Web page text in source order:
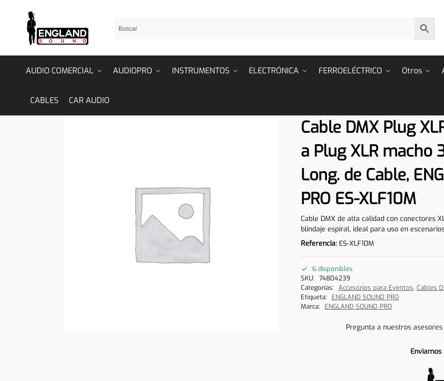
AUDIO COMERCIAL AUDIOPRO INSTRUMENTOS ELECTRÓNICA FERROELÉCTRICO Otros
CABLES CAR AUDIO
Cable DMX Plug
a Plug XLR macho
Long. de Cable,
PRO ES-XLF10M
Cable DMX de alta calidad con conectores
blindaje espiral, ideal para uso en
Referencia: ES-XLF10M
6 disponibles
SKU: 74804239
Categorías: Accesorios para Eventos, Cables
Etiqueta:
ENGLAND SOUND PRO
Marca:
ENGLAND SOUND PRO
Pregunta a nuestros